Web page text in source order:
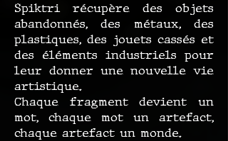
Spiktri récupère des objets
abandonnés, des métaux, des
plastiques, des jouets cassés et
des éléments industriels pour
leur donner une nouvelle vie
artistique.
Chaque fragment devient un
mot, chaque mot un artefact,
chaque artefact un monde.